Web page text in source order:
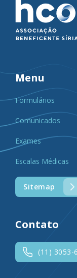
Menu
Formulários
Comunicados
Exames
Escalas Médicas
Sitemap
Contato
(11) 3053-